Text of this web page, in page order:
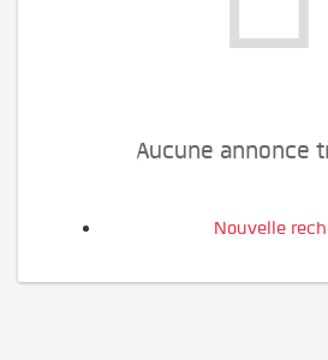
Aucune annonce
Nouvelle